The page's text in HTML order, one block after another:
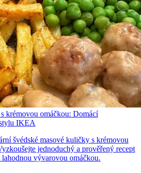
krémovou omáčkou: Domácí
IKEA
švédské masové kuličky s krémovou
jednoduchý a prověřený recept
lahodnou vývarovou omáčkou.